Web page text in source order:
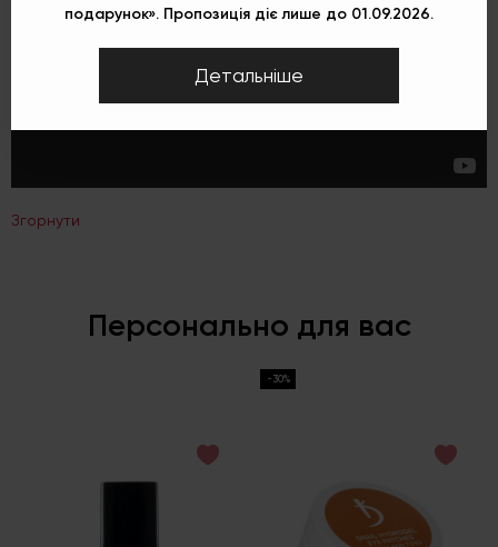
Згорнути
Персонально для вас
-30%
подарунок». Пропозиція діє лише до 01.09.2026.
Детальніше